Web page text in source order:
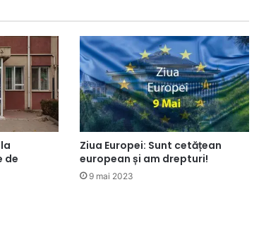
de
Ziua Europei: Sunt cetățean
european și am drepturi!
9 mai 2023